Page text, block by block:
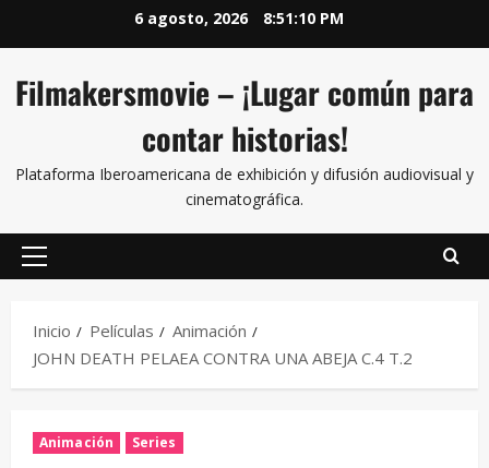
6 agosto, 2026 8:51:10 PM
Filmakersmovie – ¡Lugar común para
contar historias!
Plataforma Iberoamericana de exhibición y difusión audiovisual y
cinematográfica.
Inicio Películas
Animación
JOHN DEATH PELAEA CONTRA UNA ABEJA C.4 T.2
Animación Series